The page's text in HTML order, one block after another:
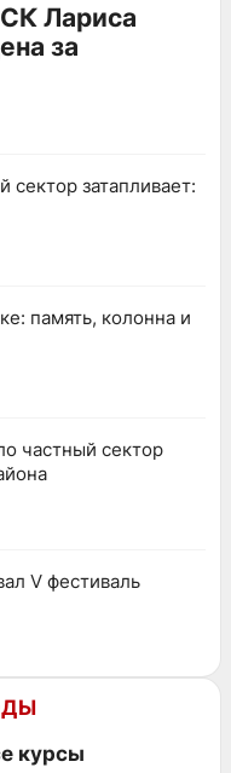
Лариса
за
сектор затапливает:
память, колонна и
частный сектор
V фестиваль
курсы